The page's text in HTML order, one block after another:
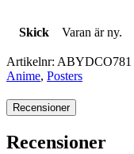
Skick Varan är ny.
Artikelnr: ABYDCO781
Anime, Posters
Recensioner
Recensioner